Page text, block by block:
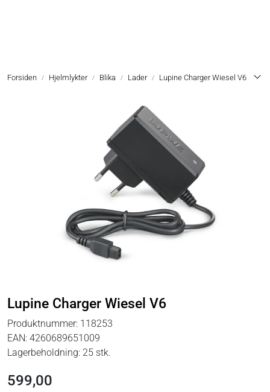
Forsiden Hjelmlykter Blika Lader Lupine Charger Wiesel V6
Lupine Charger Wiesel V6
Produktnummer: 118253
EAN: 4260689651009
Lagerbeholdning: 25 stk.
599,00
Hjelmlykter
Tilbehør & Reservedeler
Oppgradering